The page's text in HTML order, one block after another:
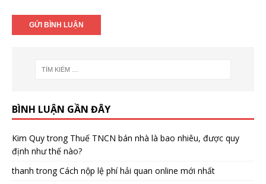
BÌNH LUẬN GẦN ĐÂY
Kim Quytrong Thuế TNCN bán nhà là bao nhiêu, được quy
định như thế nào?
thanh trongCách nộp lệ phí hải quan online mới nhất